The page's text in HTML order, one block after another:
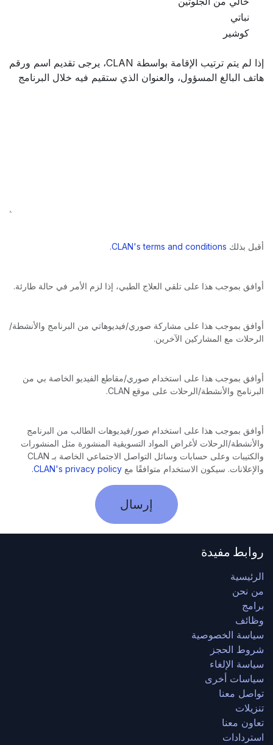
نباتي
كوشير
إذا لم يتم ترتيب الإقامة بواسطة CLAN، يرجى تقديم اسم ورقم
هاتف البالغ المسؤول، والعنوان الذي ستقيم فيه خلال البرنامج
أقبل بذلك CLAN's terms and conditions.
أوافق بموجب هذا على تلقي العلاج الطبي، إذا لزم الأمر في حالة طارئة.
أوافق بموجب هذا على مشاركة صوري/فيديوهاتي من البرنامج والأنشطة/
الرحلات مع المشاركين الآخرين.
أوافق بموجب هذا على استخدام صوري/مقاطع الفيديو الخاصة بي من
البرنامج والأنشطة/الرحلات على موقع CLAN.
أوافق بموجب هذا على استخدام صور/فيديوهات الطالب من البرنامج
والأنشطة/الرحلات لأغراض المواد التسويقية المنشورة مثل المنشورات
والكتيبات وعلى حسابات وسائل التواصل الاجتماعي الخاصة بـ CLAN
والإعلانات. سيكون الاستخدام متوافقًا مع CLAN's privacy policy
.
إرسال
روابط مفيدة
الرئيسية
من نحن
برامج
وظائف
سياسة الخصوصية
شروط الحجز
سياسة الإلغاء
سياسات أخرى
تواصل معنا
تنزيلات
تعاون معنا
استردادات